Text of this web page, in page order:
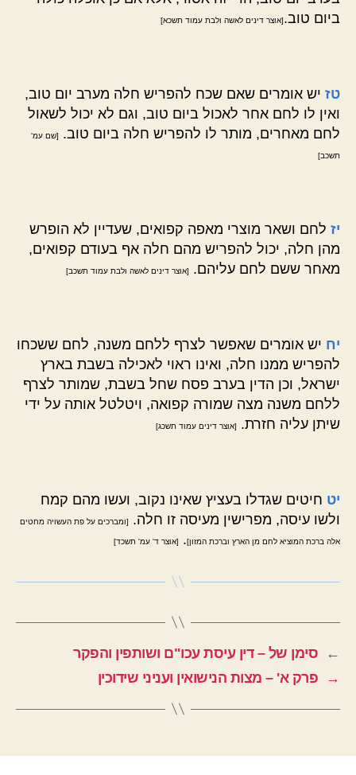
ביום טוב.[אוצר דינים לאשה ולבת עמוד תשכא]
טז יש אומרים שאם שכח להפריש חלה מערב יום טוב,
ואין לו לחם אחר לאכול ביום טוב, וגם לא יכול לשאול
לחם מאחרים, מותר לו להפריש חלה ביום טוב.
[שם עמ'
תשכב]
יז לחם ושאר מוצרי מאפה קפואים, שעדיין לא הופרש
מהן חלה, יכול להפריש מהם חלה אף בעודם קפואים,
מאחר ששם לחם עליהם.
[אוצר דינים לאשה ולבת עמוד תשכב]
יח יש אומרים שאפשר לצרף ללחם משנה, לחם ששכחו
להפריש ממנו חלה, ואינו ראוי לאכילה בשבת בארץ
ישראל, וכן הדין בערב פסח שחל בשבת, שמותר לצרף
ללחם משנה מצה שמורה קפואה, ויטלטל אותה על ידי
שיתן עליה חזרת.
[אוצר דינים עמוד תשכג]
יט חיטים שגדלו בעציץ שאינו נקוב, ועשו מהם קמח
ולשו עיסה, מפרישין מעיסה זו חלה.
[ומברכים על פת העשויה מחטים
אלה ברכת המוציא לחם מן הארץ וברכת המזון]. [אוצר ד' עמ' תשכד]
←
סימן של – דין עיסת עכו"ם ושותפין והפקר
→
פרק א' – מצות הנישואין ועניני שידוכין